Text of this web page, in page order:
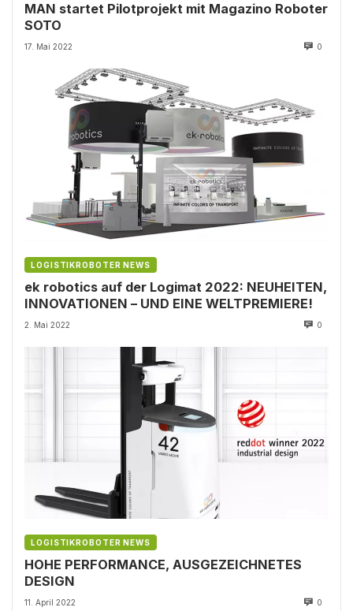
MAN startet Pilotprojekt mit Magazino Roboter
SOTO
17. Mai 2022 0
LOGISTIKROBOTER NEWS
ek robotics auf der Logimat 2022: NEUHEITEN,
INNOVATIONEN – UND EINE WELTPREMIERE!
2. Mai 2022 0
LOGISTIKROBOTER NEWS
HOHE PERFORMANCE, AUSGEZEICHNETES
DESIGN
11. April 2022 0